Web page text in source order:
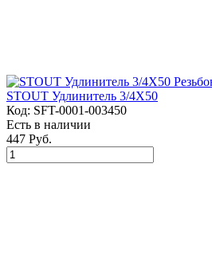
STOUT Удлинитель 3/4X50
Код: SFT-0001-003450
Есть в наличии
447 Руб.